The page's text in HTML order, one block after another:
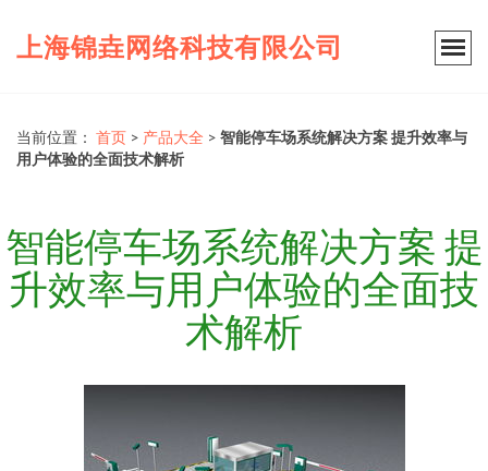
上海锦垚网络科技有限公司
当前位置： 首页 > 产品大全 > 智能停车场系统解决方案 提升效率与
用户体验的全面技术解析
智能停车场系统解决方案 提
升效率与用户体验的全面技
术解析